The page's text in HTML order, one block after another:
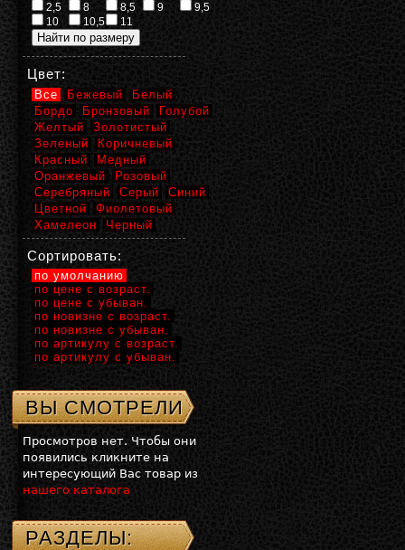
2,5
8 8,5 9
9,5
10
10,5 11
Цвет:
Все Бежевый
Белый
Бордо
Бронзовый
Голубой
Желтый
Золотистый
Зеленый
Коричневый
Красный
Медный
Оранжевый
Розовый
Серебряный
Серый
Синий
Цветной
Фиолетовый
Хамелеон
Черный
Сортировать:
по умолчанию
по цене с возраст.
по цене с убыван.
по новизне с возраст.
по новизне с убыван.
по артикулу с возраст.
по артикулу с убыван.
ВЫ СМОТРЕЛИ
Просмотров нет. Чтобы они
появились кликните на
интересующий Вас товар из
нашего каталога
РАЗДЕЛЫ: